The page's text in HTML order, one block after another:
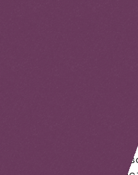
CHO
innovation
en
Samabriva est une